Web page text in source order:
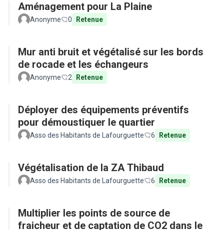
Aménagement pour La Plaine
Anonyme 0 Retenue
Mur anti bruit et végétalisé sur les bords
de rocade et les échangeurs
Anonyme 2 Retenue
Déployer des équipements préventifs
pour démoustiquer le quartier
Asso des Habitants de Lafourguette 6 Retenue
Végétalisation de la ZA Thibaud
Asso des Habitants de Lafourguette 6 Retenue
Multiplier les points de source de
fraicheur et de captation de CO2 dans le